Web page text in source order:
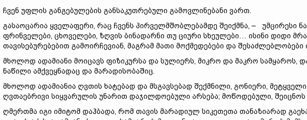
ჩვენ უფლის განგებულების განსაკუთრებული გამოვლინებანი ვართ.
გასაოცარია ყველაფერი, რაც ჩვენს პირველმშობლებამდე შეიქმნა, – უმცირესი
ფრინველები, ცხოველები, ზღვის ბინადარნი თუ ციური სხეულები… ისინი დიდი
თავისებურებებით გამოირჩევიან, მაგრამ მათი მოქმედებები და
მხოლოდ ადამიანი მოიცავს ფიზიკურსა და სულიერს, მიკრო და მაკრო სამყაროს,
ნაწილი ამქვეყნადაც და მარადისობაშიც.
მხოლოდ ადამიანია ღვთის ხატებად და მსგავსებად შექმნილი, გონიერი,
ღვთაებრივი სიყვარულის უნარით დაჯილდოებული არსება; მოწოდებული, შეიცნოს
ღმერთმა იგი იმიტომ დაჰბადა, რომ თავის მარადიულ სიკეთეთა თანაზიარად